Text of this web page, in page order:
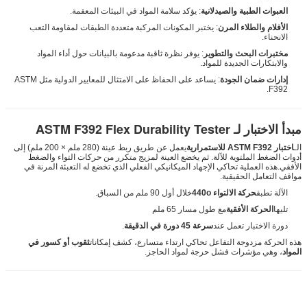
العبوات الطبية والصيدلانية: يؤكد سلامة المواد في البيئات المعقمة.
الأفلام والطلاء المرن: يختبر المكونات المركبة متعددة الطبقات لمقاومة التعب
الانحناء.
مختبرات البحث والتطوير : يوفر نظرة ثاقبة مدعومة بالبيانات حول أداء المواد
والابتكارات الجديدة للمواد.
إدارات ضمان الجودة
: يساعد على الحفاظ على الامتثال للمعايير الدولية مثل ASTM
F392.
مبدأ الاختبار لـ ASTM F392 Flex Durability Tester
الـاختبار ASTM F392 للاستمرارية
يعمل عن طريق ربط عينة (280 ملم × 200 ملم) إلى
أدوات الضغط الملتوية للآلة. ثم يخضع العينة لمزيج متكرر من حركات التواء والضغط
الأفقي.هذه العملية تحاكي الإجهاد الميكانيكي الفعلي الذي تخضع له التعبئة المرنة في
مواقف التعامل الحقيقية.
الآلة تطبقحركة الالتواء 440o
خلال أول 90 ملم من السباق.
تليهاالحركة الأفقيةمع طول مسار 65 ملم
دورة الاختبار تعمل عندسرعة 45 دورة في الدقيقة
.
هذه الحركة مزدوجة التفاعل تحاكي ارتداء متسارع، كشف إمكاناتثقوب أو كسور في
المواد، وهي مؤشرات فشل حرجة لمواد الحاجز.